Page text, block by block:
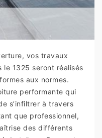
vos travaux
le 1325 seront réalisés
aux normes.
performante qui
s’infiltrer à travers
que professionnel,
des différents